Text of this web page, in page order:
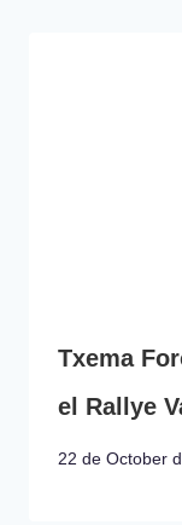
Txema
el Rallye
22 de October